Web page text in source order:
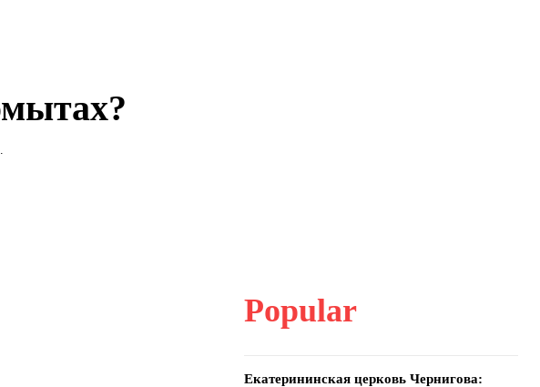
Popular
Екатерининская церковь Чернигова: